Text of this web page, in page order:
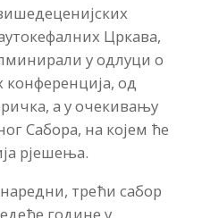
Цркава,
у одлуци о
од
а у очекивању
Сабора, на којем ће
рјешења.
трећи сабор
године у